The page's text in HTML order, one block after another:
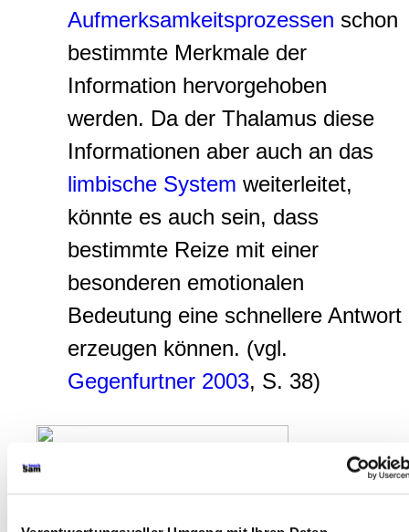
Aufmerksamkeitsprozessen schon
bestimmte Merkmale der
Information hervorgehoben
werden. Da der Thalamus diese
Informationen aber auch an das
limbische System weiterleitet,
könnte es auch sein, dass
bestimmte Reize mit einer
besonderen emotionalen
Bedeutung eine schnellere Antwort
erzeugen können. (vgl.
Gegenfurtner 2003, S. 38)